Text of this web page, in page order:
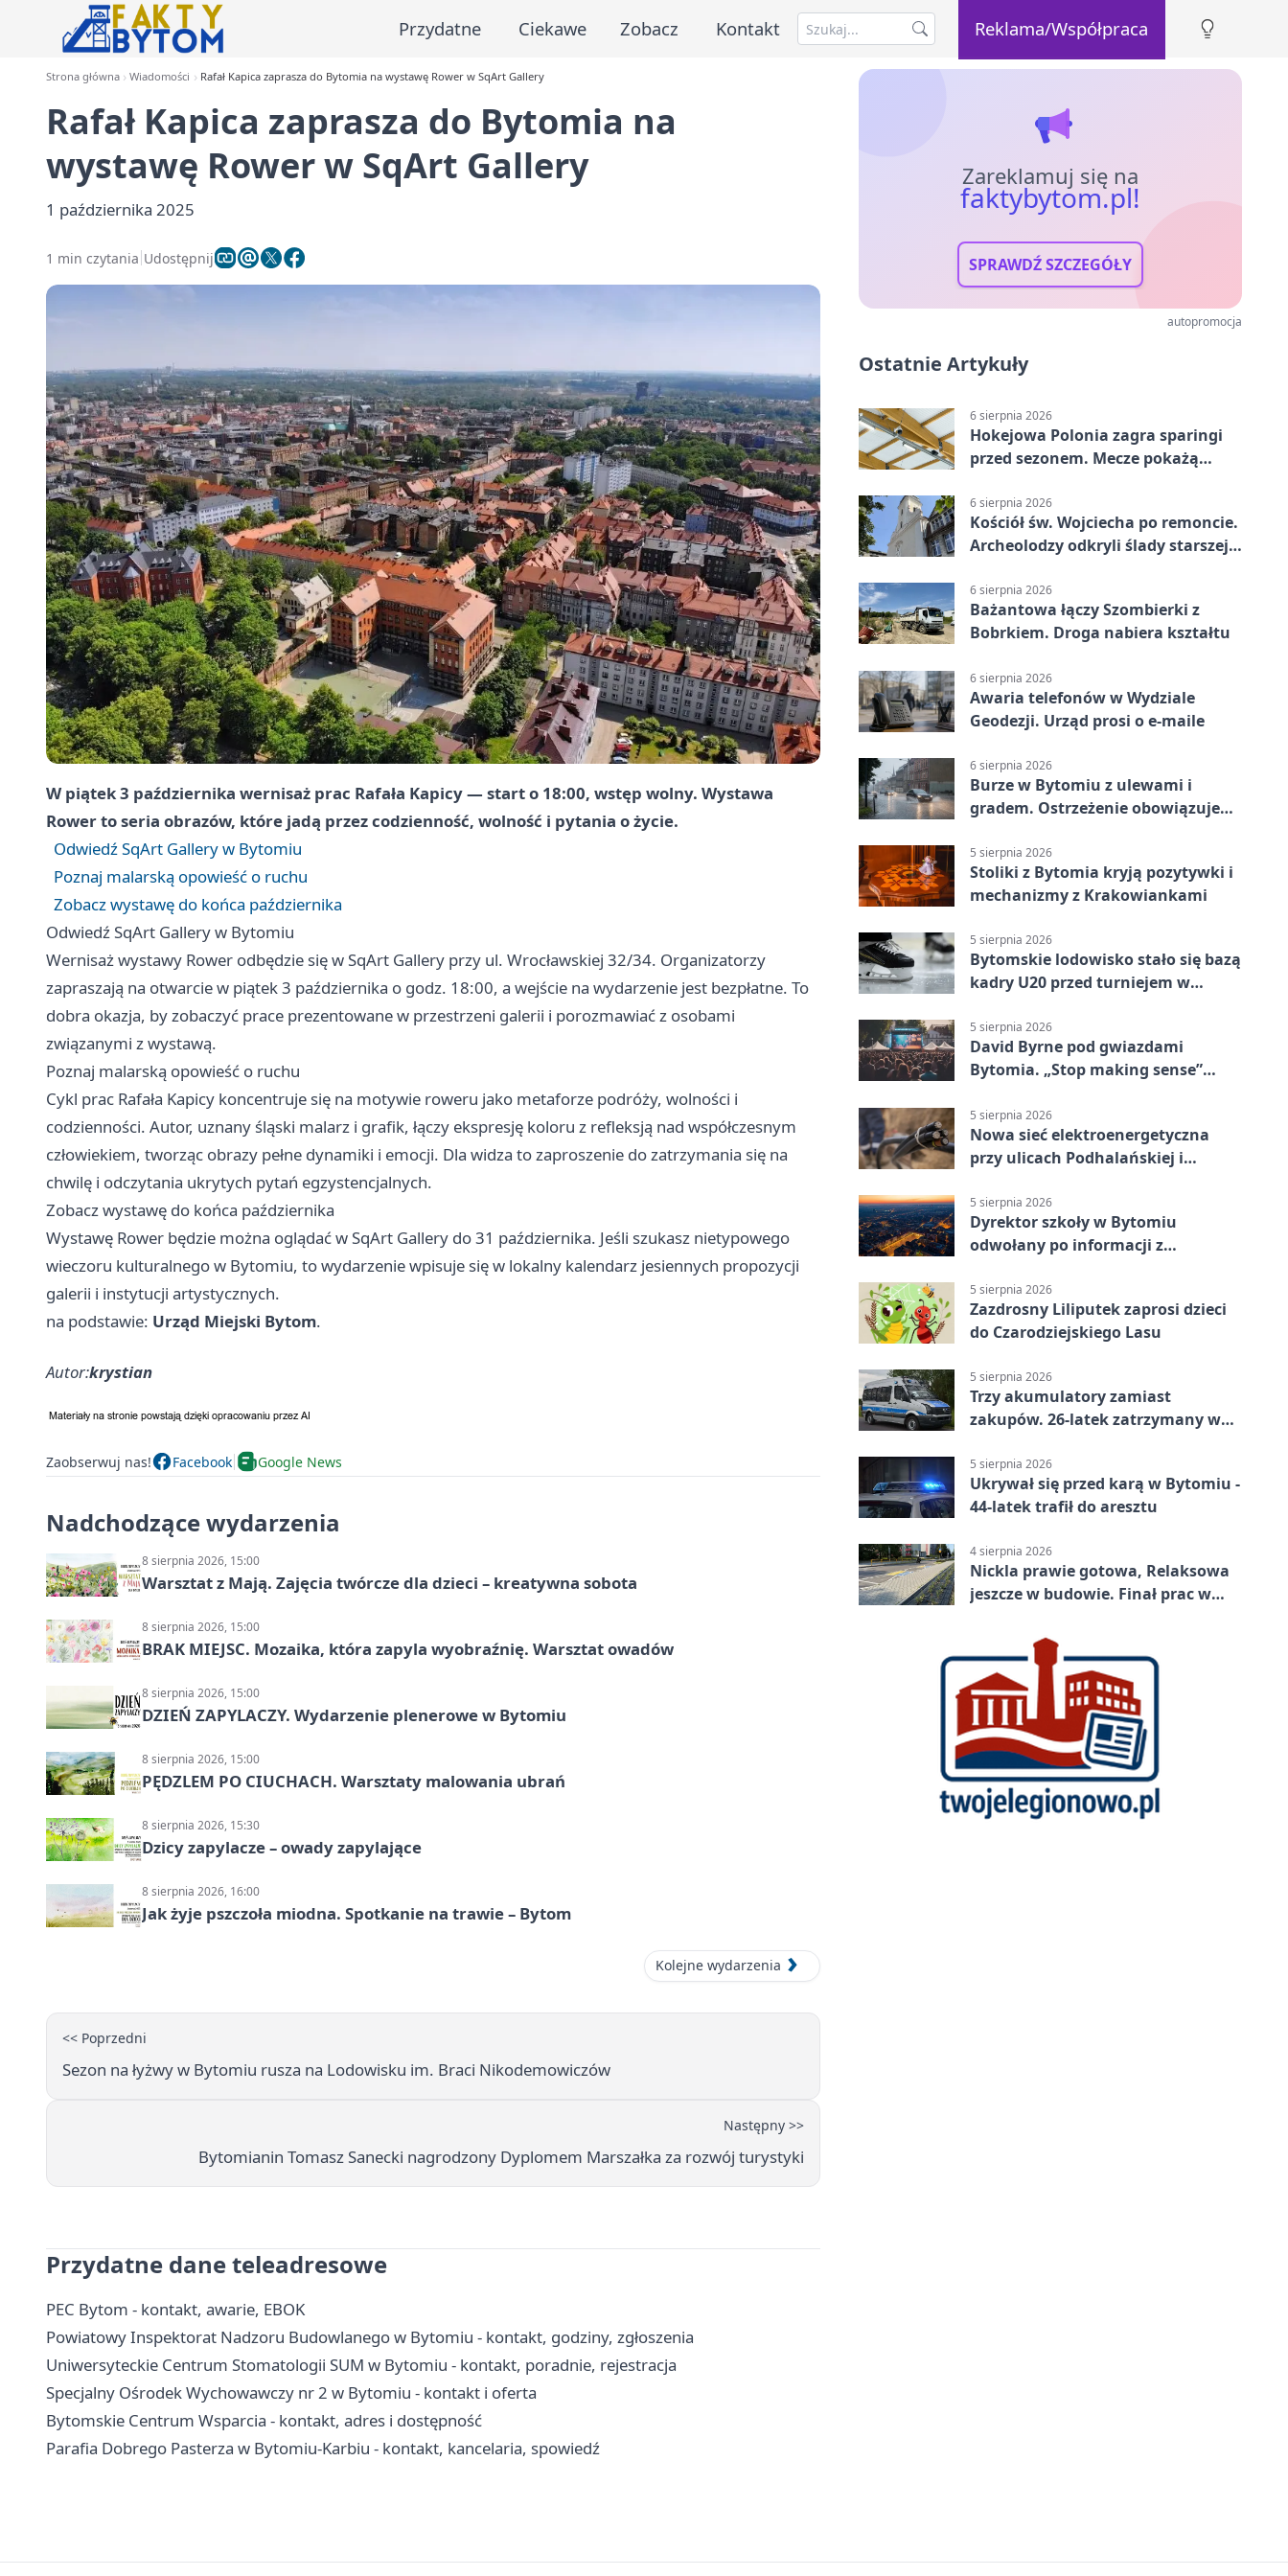
Przydatne Ciekawe Zobacz Kontakt Reklama/Współpraca
Strona główna Wiadomości Rafał Kapica zaprasza do Bytomia na wystawę Rower w SqArt Gallery
Rafał Kapica zaprasza do Bytomia na
wystawę Rower w SqArt Gallery
1 października 2025
1 min czytania Udostępnij
W piątek 3 października wernisaż prac Rafała Kapicy — start o 18:00, wstęp wolny. Wystawa
Rower to seria obrazów, które jadą przez codzienność, wolność i pytania o życie.
Odwiedź SqArt Gallery w Bytomiu
Poznaj malarską opowieść o ruchu
Zobacz wystawę do końca października
Odwiedź SqArt Gallery w Bytomiu
Wernisaż wystawy Rower odbędzie się w SqArt Gallery przy ul. Wrocławskiej 32/34. Organizatorzy
zapraszają na otwarcie w piątek 3 października o godz. 18:00, a wejście na wydarzenie jest bezpłatne. To
dobra okazja, by zobaczyć prace prezentowane w przestrzeni galerii i porozmawiać z osobami
związanymi z wystawą.
Poznaj malarską opowieść o ruchu
Cykl prac Rafała Kapicy koncentruje się na motywie roweru jako metaforze podróży, wolności i
codzienności. Autor, uznany śląski malarz i grafik, łączy ekspresję koloru z refleksją nad współczesnym
człowiekiem, tworząc obrazy pełne dynamiki i emocji. Dla widza to zaproszenie do zatrzymania się na
chwilę i odczytania ukrytych pytań egzystencjalnych.
Zobacz wystawę do końca października
Wystawę Rower będzie można oglądać w SqArt Gallery do 31 października. Jeśli szukasz nietypowego
wieczoru kulturalnego w Bytomiu, to wydarzenie wpisuje się w lokalny kalendarz jesiennych propozycji
galerii i instytucji artystycznych.
na podstawie: Urząd Miejski Bytom.
Autor:krystian
Zaobserwuj nas! Facebook Google News
Nadchodzące wydarzenia
8 sierpnia 2026, 15:00
Warsztat z Mają. Zajęcia twórcze dla dzieci – kreatywna sobota
8 sierpnia 2026, 15:00
BRAK MIEJSC. Mozaika, która zapyla wyobraźnię. Warsztat owadów
8 sierpnia 2026, 15:00
DZIEŃ ZAPYLACZY. Wydarzenie plenerowe w Bytomiu
8 sierpnia 2026, 15:00
PĘDZLEM PO CIUCHACH. Warsztaty malowania ubrań
8 sierpnia 2026, 15:30
Dzicy zapylacze – owady zapylające
8 sierpnia 2026, 16:00
Jak żyje pszczoła miodna. Spotkanie na trawie – Bytom
Kolejne wydarzenia
<< Poprzedni
Sezon na łyżwy w Bytomiu rusza na Lodowisku im. Braci Nikodemowiczów
Następny >>
Bytomianin Tomasz Sanecki nagrodzony Dyplomem Marszałka za rozwój turystyki
Przydatne dane teleadresowe
PEC Bytom - kontakt, awarie, EBOK
Powiatowy Inspektorat Nadzoru Budowlanego w Bytomiu - kontakt, godziny, zgłoszenia
Uniwersyteckie Centrum Stomatologii SUM w Bytomiu - kontakt, poradnie, rejestracja
Specjalny Ośrodek Wychowawczy nr 2 w Bytomiu - kontakt i oferta
Bytomskie Centrum Wsparcia - kontakt, adres i dostępność
Parafia Dobrego Pasterza w Bytomiu-Karbiu - kontakt, kancelaria, spowiedź
Zareklamuj się na
faktybytom.pl!
SPRAWDŹ SZCZEGÓŁY
autopromocja
Ostatnie Artykuły
6 sierpnia 2026
Hokejowa Polonia zagra sparingi
przed sezonem. Mecze pokażą
6 sierpnia 2026
Kościół św. Wojciecha po remoncie.
Archeolodzy odkryli ślady starszej
6 sierpnia 2026
Bażantowa łączy Szombierki z
Bobrkiem. Droga nabiera kształtu
6 sierpnia 2026
Awaria telefonów w Wydziale
Geodezji. Urząd prosi o e-maile
6 sierpnia 2026
Burze w Bytomiu z ulewami i
gradem. Ostrzeżenie obowiązuje
5 sierpnia 2026
Stoliki z Bytomia kryją pozytywki i
mechanizmy z Krakowiankami
5 sierpnia 2026
Bytomskie lodowisko stało się bazą
kadry U20 przed turniejem w
5 sierpnia 2026
David Byrne pod gwiazdami
Bytomia. „Stop making sense”
5 sierpnia 2026
Nowa sieć elektroenergetyczna
przy ulicach Podhalańskiej i
5 sierpnia 2026
Dyrektor szkoły w Bytomiu
odwołany po informacji z
5 sierpnia 2026
Zazdrosny Liliputek zaprosi dzieci
do Czarodziejskiego Lasu
5 sierpnia 2026
Trzy akumulatory zamiast
zakupów. 26-latek zatrzymany w
5 sierpnia 2026
Ukrywał się przed karą w Bytomiu -
44-latek trafił do aresztu
4 sierpnia 2026
Nickla prawie gotowa, Relaksowa
jeszcze w budowie. Finał prac w